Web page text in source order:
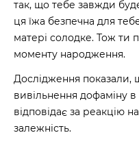
так, що тебе завжди
ця їжа безпечна для
матері солодке. Тож ти
моменту народження.
Дослідження показали,
вивільнення дофаміну в
відповідає за реакцію
залежність.